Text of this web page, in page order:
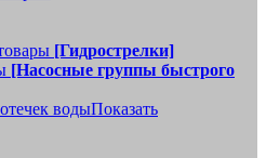
[Гидрострелки]
[Насосные группы быстрого
водыПоказать